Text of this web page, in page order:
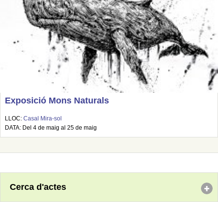
Exposició Mons Naturals
LLOC: Casal Mira-sol
DATA: Del 4 de maig al 25 de maig
Cerca d'actes